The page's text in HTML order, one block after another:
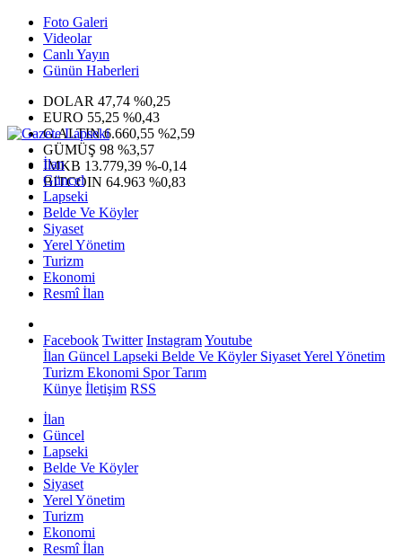
Foto Galeri
Videolar
Canlı Yayın
Günün Haberleri
DOLAR 47,74 %0,25
EURO 55,25 %0,43
G.ALTIN6.660,55 %2,59
GÜMÜŞ 98 %3,57
IMKB 13.779,39 %-0,14
BITCOIN 64.963 %0,83
İlan
Güncel
Lapseki
Belde Ve Köyler
Siyaset
Yerel Yönetim
Turizm
Ekonomi
Resmî İlan
Facebook Twitter InstagramYoutube
İlan Güncel Lapseki Belde Ve KöylerSiyasetYerel Yönetim
Turizm Ekonomi SporTarım
Künye İletişim RSS
İlan
Güncel
Lapseki
Belde Ve Köyler
Siyaset
Yerel Yönetim
Turizm
Ekonomi
Resmî İlan